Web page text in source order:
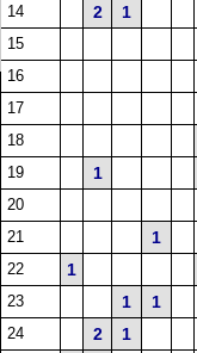
14 2 1
15
16
17
18
19 1
20
21 1
22 1
23 1 1
24 2 1